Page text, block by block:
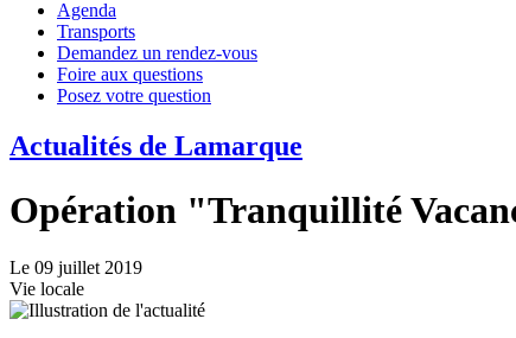
Agenda
Transports
Demandez un rendez-vous
Foire aux questions
Posez votre question
Actualités de Lamarque
Opération "Tranquillité
Le 09 juillet 2019
Vie locale